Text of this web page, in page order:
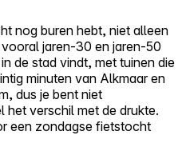
nog buren hebt, niet alleen
jaren-30 en jaren-50
de stad vindt, met tuinen die
minuten van Alkmaar en
dus je bent niet
het verschil met de drukte.
een zondagse fietstocht